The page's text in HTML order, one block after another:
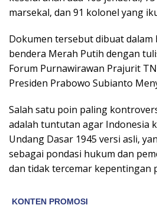
marsekal, dan 91 kolonel yang
Dokumen tersebut dibuat
bendera Merah Putih dengan
Forum Purnawirawan Prajurit
Presiden Prabowo Subianto
Salah satu poin paling
adalah tuntutan agar Indonesia
Undang Dasar 1945 versi asli,
sebagai pondasi hukum dan
dan tidak tercemar kepentingan